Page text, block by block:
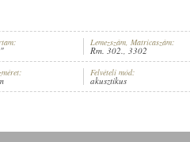
FŐKÁNTOR ISMERETLEN KÓRUS
Lemezszám, Matricaszám:
Rm. 302., 3302
Felvételi mód:
akusztikus